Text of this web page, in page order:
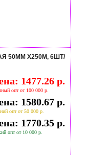
50ММ Х250М, 6ШТ/
1477.26 р.
опт от 100 000 р.
1580.67 р.
опт от 50 000 р.
1770.35 р.
опт от 10 000 р.